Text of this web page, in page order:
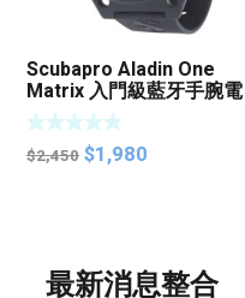
Scubapro Aladin One
Matrix 入門級藍牙手腕電
腦
$2,450 Original
$1,980
最新消息整合